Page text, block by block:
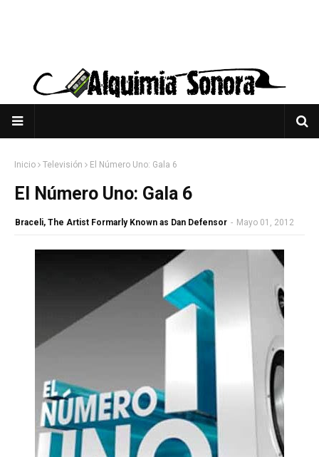
Inicio Televisión El Número Uno: Gala 6
El Número Uno: Gala 6
Braceli, The Artist Formarly Known as Dan Defensor - Mayo 01, 2012